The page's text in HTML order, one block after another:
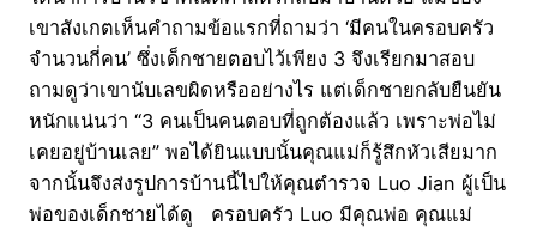
เขาสังเกตเห็นคำถามข้อแรกที่ถามว่า ‘มีคนในครอบครัว
จำนวนกี่คน’ ซึ่งเด็กชายตอบไว้เพียง 3 จึงเรียกมาสอบ
ถามดูว่าเขานับเลขผิดหรืออย่างไร แต่เด็กชายกลับยืนยัน
หนักแน่นว่า “3 คนเป็นคนตอบที่ถูกต้องแล้ว เพราะพ่อไม่
เคยอยู่บ้านเลย” พอได้ยินแบบนั้นคุณแม่ก็รู้สึกหัวเสียมาก
จากนั้นจึงส่งรูปการบ้านนี้ไปให้คุณตำรวจ Luo Jian ผู้เป็น
พ่อของเด็กชายได้ดู ครอบครัว Luo มีคุณพ่อ คุณแม่